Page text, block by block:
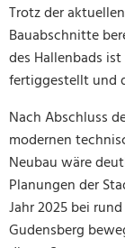
Trotz der
Bauabschnitte
des Hallenbads
fertiggestellt und
Nach Abschluss
modernen
Neubau wäre
Planungen der
Jahr 2025 bei
Gudensberg